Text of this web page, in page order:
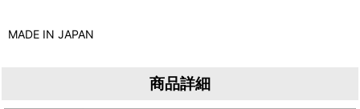
MADE IN JAPAN
商品詳細